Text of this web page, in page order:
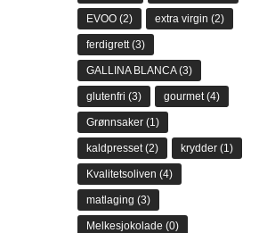
EVOO (2) extra virgin (2)
ferdigrett(3)
GALLINA BLANCA(3)
glutenfri (3) gourmet(4)
Grønnsaker (1)
kaldpresset(2) krydder (1)
Kvalitetsoliven (4)
matlaging (3)
Melkesjokolade (0)